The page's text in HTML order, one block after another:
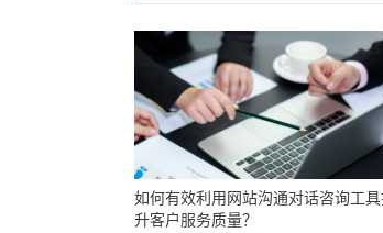
如何有效利用网站沟通对话咨询工
升客户服务质量？